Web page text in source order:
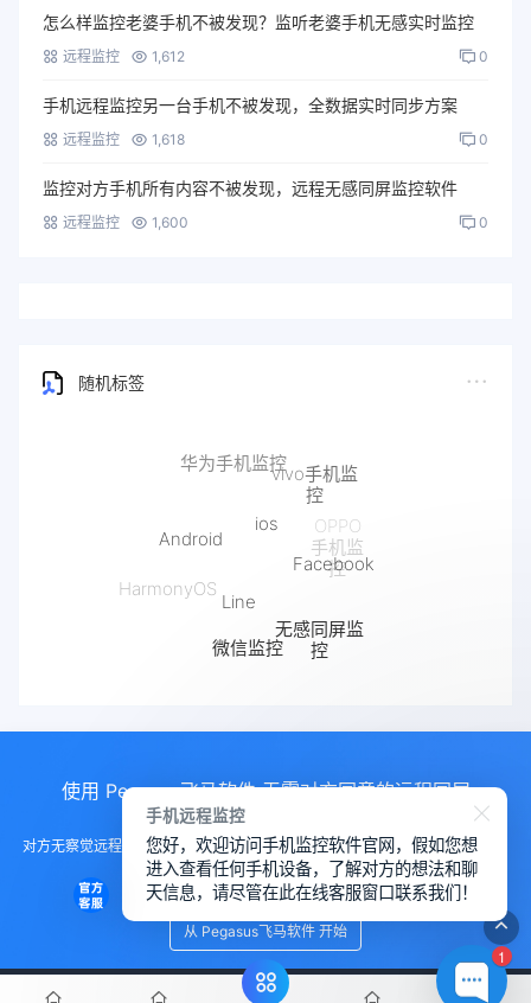
怎么样监控老婆手机不被发现？监听老婆手机无感实时监控
远程监控 1,612 0
手机远程监控另一台手机不被发现，全数据实时同步方案
远程监控 1,618 0
监控对方手机所有内容不被发现，远程无感同屏监控软件
远程监控 1,600 0
随机标签
抖音监控
HarmonyOS
Facebook
无感同屏监
控
微信监控
使用 Pegasus飞马软件 无需对方同意的远程同屏
对方无察觉远程控制手机， 远程控制手机的软件，手机监测另一部手机软件，
远程查看对方微信聊天
从 Pegasus飞马软件 开始
1
手机远程监控
您好，欢迎访问手机监控软件官网，假如您想
进入查看任何手机设备，了解对方的想法和聊
天信息，请尽管在此在线客服窗口联系我们！